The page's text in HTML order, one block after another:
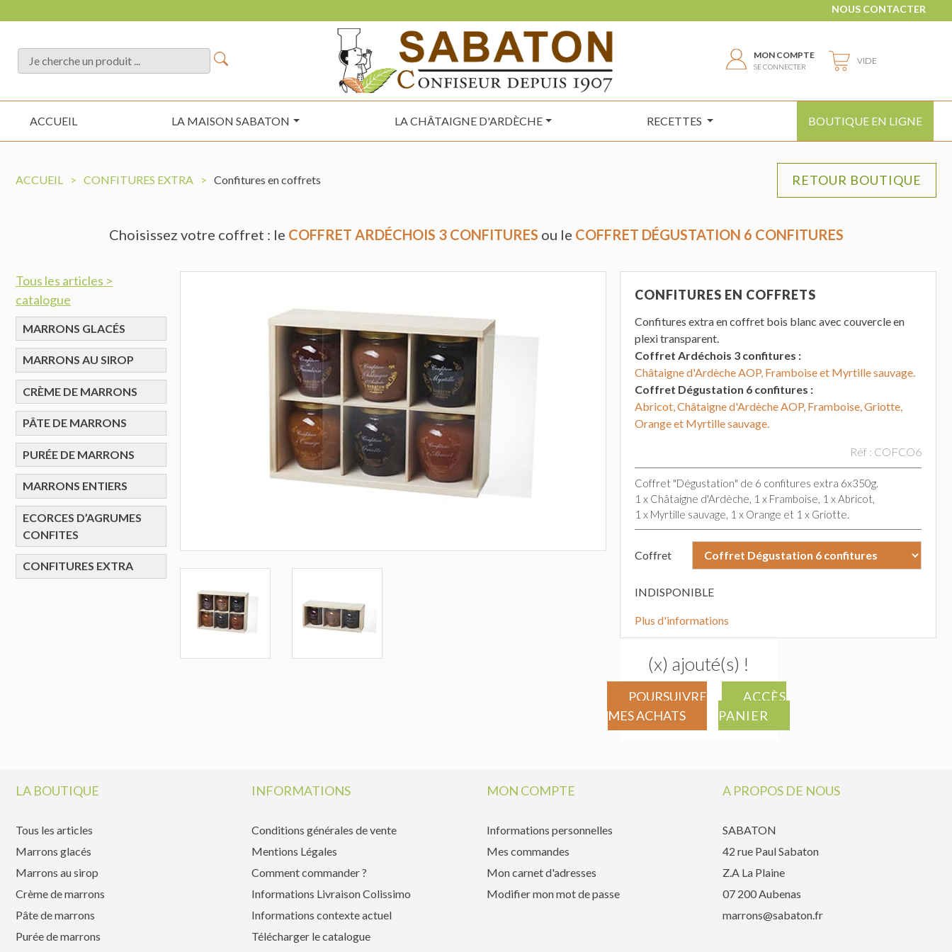
NOUS CONTACTER
MON COMPTE
SE CONNECTER
VIDE
ACCUEIL LA MAISON SABATON LA CHÂTAIGNE D'ARDÈCHE RECETTES BOUTIQUE EN LIGNE
ACCUEIL > CONFITURES EXTRA > Confitures en coffrets
Choisissez votre coffret : le COFFRET ARDÉCHOIS 3 CONFITURES ou le COFFRET DÉGUSTATION 6 CONFITURES
Tous les articles >
catalogue
MARRONS GLACÉS
MARRONS AU SIROP
CRÈME DE MARRONS
PÂTE DE MARRONS
PURÉE DE MARRONS
MARRONS ENTIERS
ECORCES D’AGRUMES
CONFITES
CONFITURES EXTRA
CONFITURES EN COFFRETS
Confitures extra en coffret bois blanc avec couvercle en
plexi transparent.
Coffret Ardéchois 3 confitures :
Châtaigne d'Ardèche AOP, Framboise et Myrtille sauvage.
Coffret Dégustation 6 confitures :
Abricot, Châtaigne d'Ardèche AOP, Framboise, Griotte,
Orange et Myrtille sauvage.
Réf : COFCO6
Coffret "Dégustation" de 6 confitures extra 6x350g.
1 x Châtaigne d'Ardèche, 1 x Framboise, 1 x Abricot,
1 x Myrtille sauvage, 1 x Orange et 1 x Griotte.
Coffret
INDISPONIBLE
Plus d'informations
(x) ajouté(s) !
POURSUIVRE
MES ACHATS
ACCÈS
PANIER
LA BOUTIQUE
Tous les articles
Marrons glacés
Marrons au sirop
Crème de marrons
Pâte de marrons
Purée de marrons
INFORMATIONS
Conditions générales de vente
Mentions Légales
Comment commander ?
Informations Livraison Colissimo
Informations contexte actuel
Télécharger le catalogue
MON COMPTE
Informations personnelles
Mes commandes
Mon carnet d'adresses
Modifier mon mot de passe
A PROPOS DE NOUS
SABATON
42 rue Paul Sabaton
Z.A La Plaine
07 200 Aubenas
marrons@sabaton.fr